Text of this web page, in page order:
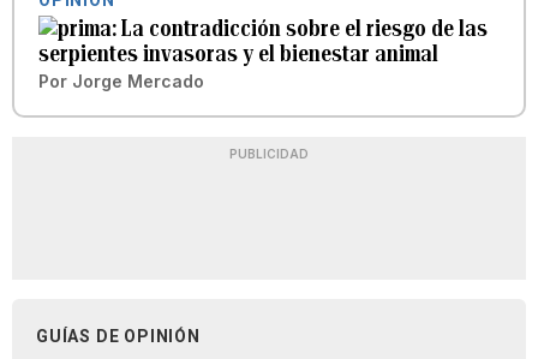
La contradicción sobre el riesgo de las
serpientes invasoras y el bienestar animal
Por Jorge Mercado
PUBLICIDAD
GUÍAS DE OPINIÓN